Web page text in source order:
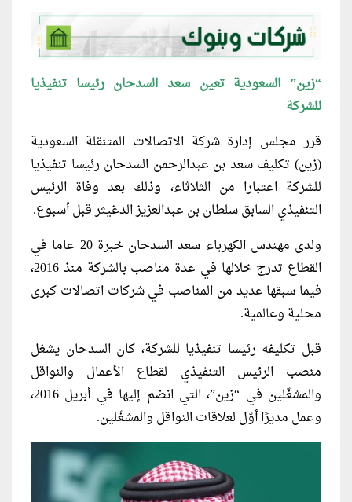
“زين” السعودية تعين سعد السدحان رئيسا تنفيذيا
للشركة
قرر مجلس إدارة شركة الاتصالات المتنقلة السعودية
(زين) تكليف سعد بن عبدالرحمن السدحان رئيسا تنفيذيا
للشركة اعتبارا من الثلاثاء، وذلك بعد وفاة الرئيس
التنفيذي السابق سلطان بن عبدالعزيز الدغيثر قبل أسبوع.
ولدى مهندس الكهرباء سعد السدحان خبرة 20 عاما في
القطاع تدرج خلالها في عدة مناصب بالشركة منذ 2016،
فيما سبقها عديد من المناصب في شركات اتصالات كبرى
محلية وعالمية.
قبل تكليفه رئيسا تنفيذيا للشركة، كان السدحان يشغل
منصب الرئيس التنفيذي لقطاع الأعمال والنواقل
والمشغّلين في “زين”، التي انضم إليها في أبريل 2016،
وعمل مديرًا أوّل لعلاقات النواقل والمشغّلين.